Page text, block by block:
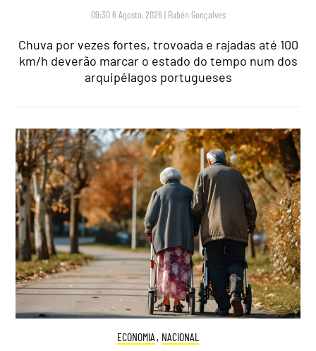
09:30 6 Agosto, 2026 | Rubén Gonçalves
Chuva por vezes fortes, trovoada e rajadas até 100
km/h deverão marcar o estado do tempo num dos
arquipélagos portugueses
ECONOMIA , NACIONAL